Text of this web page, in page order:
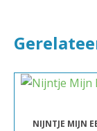
NIJNTJE MIJN